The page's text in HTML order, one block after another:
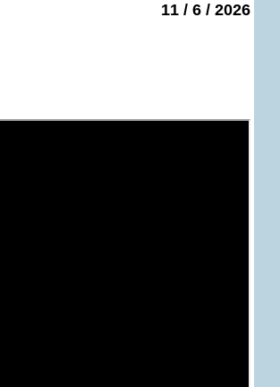
2026 / 6 / 11